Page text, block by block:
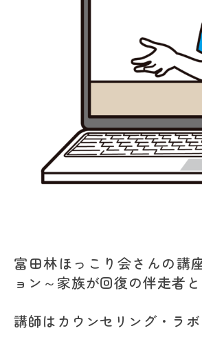
富田林ほっこり会さんの講
ョン～家族が回復の伴走者
講師はカウンセリング・ラ